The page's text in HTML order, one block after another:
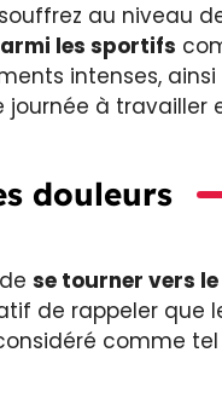
au niveau
les sportifs
intenses, ainsi
à travailler
douleurs
se tourner vers le
de rappeler que
comme